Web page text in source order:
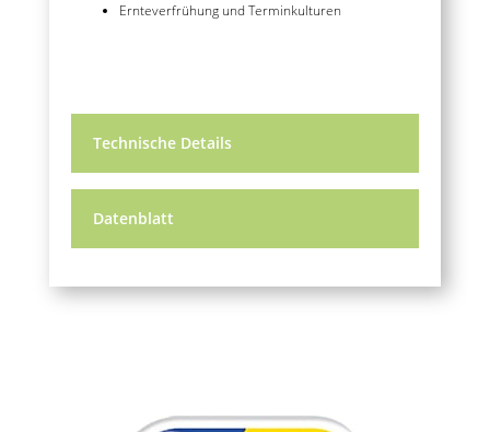
Ernteverfrühung und Terminkulturen
Technische Details
Datenblatt